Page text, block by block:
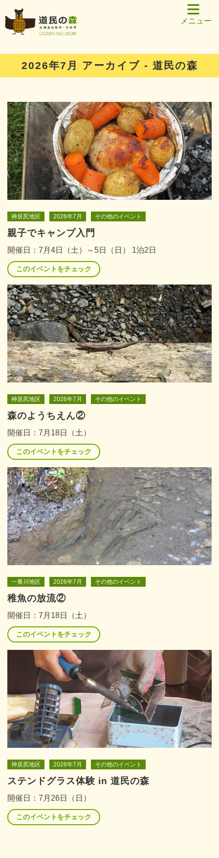
メニュー
2026年7月 アーカイブ - 道民の森
神居尻地区 2026年7月 その他のイベント
親子でキャンプ入門
開催日：7月4日（土）～5日（日） 1泊2日
このイベントをチェック
神居尻地区 2026年7月 その他のイベント
森のようちえん②
開催日：7月18日（土）
このイベントをチェック
一番川地区 2026年7月 その他のイベント
稚魚の放流②
開催日：7月18日（土）
このイベントをチェック
神居尻地区 2026年7月 その他のイベント
ステンドグラス体験 in 道民の森
開催日：7月26日（日）
このイベントをチェック